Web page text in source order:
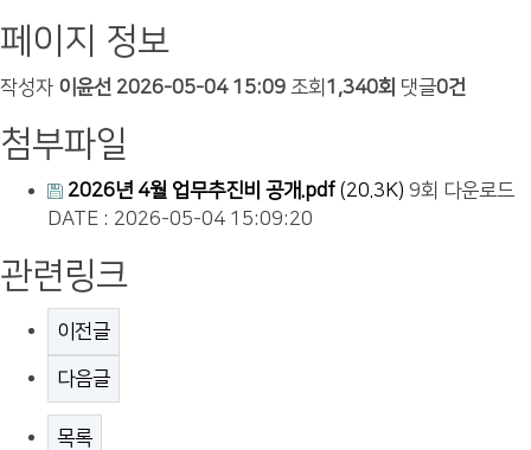
페이지 정보
작성자 이윤선 2026-05-04 15:09 조회 1,340회 댓글0건
첨부파일
2026년 4월 업무추진비 공개.pdf (20.3K) 9회 다운로드
DATE : 2026-05-04 15:09:20
관련링크
이전글
다음글
목록